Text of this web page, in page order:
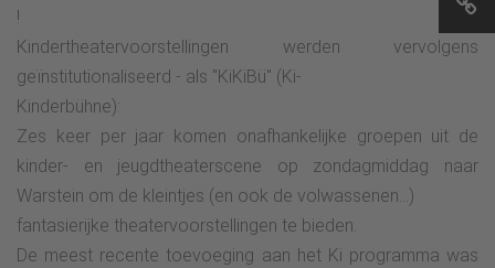
!
Kindertheatervoorstellingen werden vervolgens
geïnstitutionaliseerd - als "KiKiBü" (Ki-
Kinderbühne):
Zes keer per jaar komen onafhankelijke groepen uit de
kinder- en jeugdtheaterscene op zondagmiddag naar
Warstein om de kleintjes (en ook de volwassenen...)
fantasierijke theatervoorstellingen te bieden.
De meest recente toevoeging aan het Ki programma was